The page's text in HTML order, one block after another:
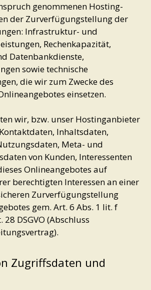
genommenen Hosting-
der Zurverfügungstellung der
Infrastruktur- und
Rechenkapazität,
Datenbankdienste,
sowie technische
die wir zum Zwecke des
einsetzen.
wir, bzw. unser Hostinganbieter
Inhaltsdaten,
Meta- und
von Kunden, Interessenten
Onlineangebotes auf
berechtigten Interessen an einer
Zurverfügungstellung
gem. Art. 6 Abs. 1 lit. f
28 DSGVO (Abschluss
Zugriffsdaten und